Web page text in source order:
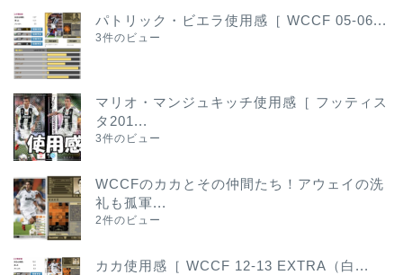
パトリック・ビエラ使用感［ WCCF 05-06...
3件のビュー
マリオ・マンジュキッチ使用感［ フッティス
タ201...
3件のビュー
WCCFのカカとその仲間たち！アウェイの洗
礼も孤軍...
2件のビュー
カカ使用感［ WCCF 12-13 EXTRA（白...